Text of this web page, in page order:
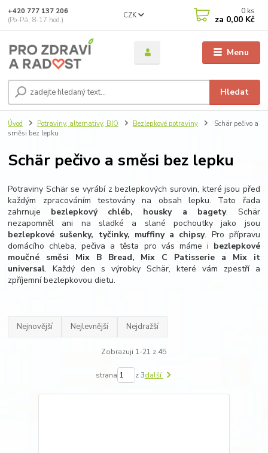
Menu
CZK
Hledat
+420 777 137 206
(Po-Pá, 8-17 hod.)
0 ks
za 0,00 Kč
Úvod Potraviny, alternativy, BIO Bezlepkové potraviny
Schär pečivo a
směsi bez lepku
Schär pečivo a směsi bez lepku
Potraviny Schär se vyrábí z bezlepkových surovin, které jsou před
každým zpracováním testovány na obsah lepku. Tato řada
zahrnuje bezlepkový chléb, housky a bagety. Schär
nezapomněl ani na sladké a slané pochoutky jako jsou
bezlepkové sušenky, tyčinky, muffiny a chipsy. Pro přípravu
domácího chleba, pečiva a těsta pro vás máme i bezlepkové
moučné směsi Mix B Bread, Mix C Patisserie a Mix it
universal. Každý den s výrobky Schär, které vám zpestří a
zpříjemní bezlepkovou dietu.
Nejnovější Nejlevnější Nejdražší
Zobrazuji 1-21 z 45
strana z 3další